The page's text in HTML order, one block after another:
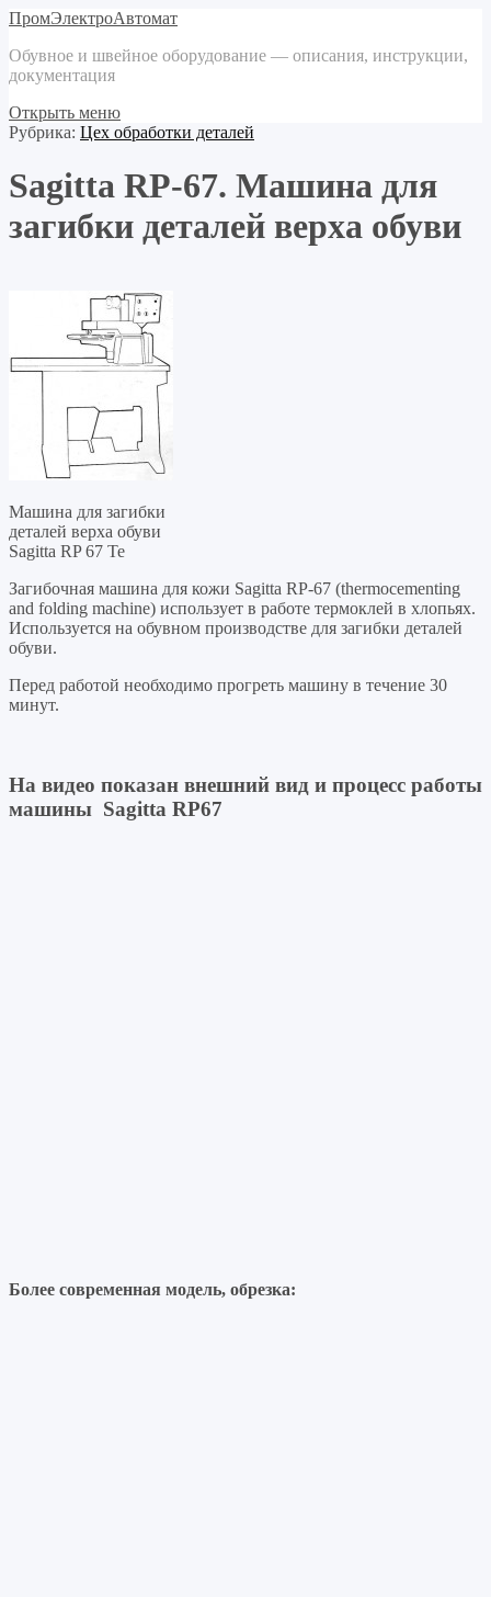
ПромЭлектроАвтомат
Обувное и швейное оборудование — описания, инструкции,
документация
Открыть меню
Рубрика: Цех обработки деталей
Sagitta RP-67. Машина для
загибки деталей верха обуви
Машина для загибки
деталей верха обуви
Sagitta RP 67 Te
Загибочная машина для кожи Sagitta RP-67 (thermocementing
and folding machine) использует в работе термоклей в хлопьях.
Используется на обувном производстве для загибки деталей
обуви.
Перед работой необходимо прогреть машину в течение 30
минут.
На видео показан внешний вид и процесс работы
машины Sagitta RP67
Более современная модель, обрезка: